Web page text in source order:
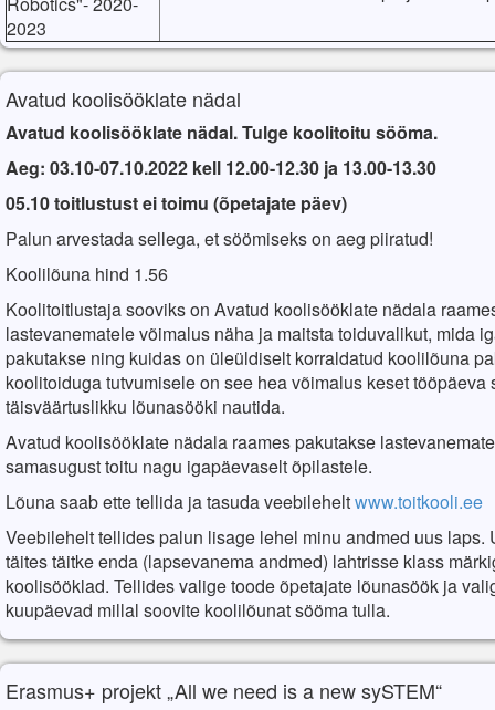
2023
Avatud koolisööklate nädal
Avatud koolisööklate nädal. Tulge koolitoitu sööma.
Aeg: 03.10-07.10.2022 kell 12.00-12.30 ja 13.00-13.30
05.10 toitlustust ei toimu (õpetajate päev)
Palun arvestada sellega, et söömiseks on aeg piiratud!
Koolilõuna hind 1.56
Koolitoitlustaja sooviks on Avatud koolisööklate nädala
lastevanematele võimalus näha ja maitsta toiduvalikut, mida
pakutakse ning kuidas on üleüldiselt korraldatud koolilõuna
koolitoiduga tutvumisele on see hea võimalus keset tööpäeva
täisväärtuslikku lõunasööki nautida.
Avatud koolisööklate nädala raames pakutakse
samasugust toitu nagu igapäevaselt õpilastele.
Lõuna saab ette tellida ja tasuda veebileheltwww.toitkooli.ee
Veebilehelt tellides palun lisage lehel minu andmed uus laps.
täites täitke enda (lapsevanema andmed) lahtrisse klass
koolisööklad. Tellides valige toode õpetajate lõunasöök ja
kuupäevad millal soovite koolilõunat sööma tulla.
Erasmus+ projekt „All we need is a new sySTEM“